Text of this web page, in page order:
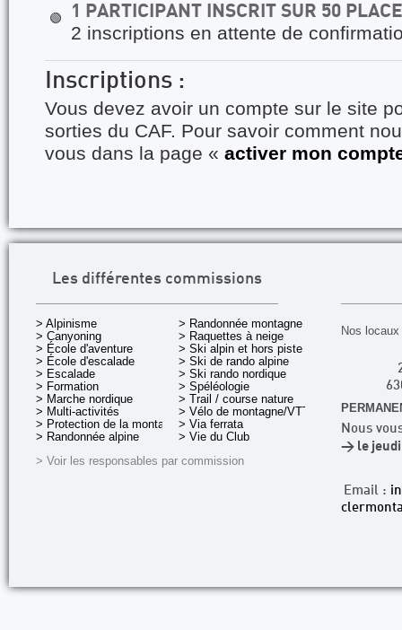
🟢 1 PARTICIPANT INSCRIT SUR 50
2 inscriptions en attente de
Inscriptions :
Vous devez avoir un compte sur le site
sorties du CAF. Pour savoir comment
vous dans la page « activer mon
Les différentes commissions
> Alpinisme
> Canyoning
> École d'aventure
> École d'escalade
> Escalade
> Formation
> Marche nordique
> Multi-activités
> Protection de la montagne
> Randonnée alpine
> Randonnée montagne
> Raquettes à neige
> Ski alpin et hors piste
> Ski de rando alpine
> Ski rando nordique
> Spéléologie
> Trail / course nature
> Vélo de montagne/VTT
> Via ferrata
> Vie du Club
> Voir les responsables par commission
Nos
Nous
> le jeudi
Email :